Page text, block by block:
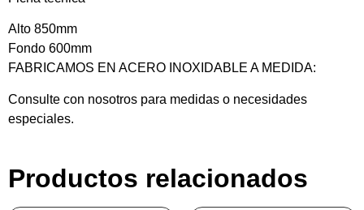
Alto 850mm
Fondo 600mm
FABRICAMOS EN ACERO INOXIDABLE A MEDIDA:
Consulte con nosotros para medidas o necesidades
especiales.
Productos relacionados